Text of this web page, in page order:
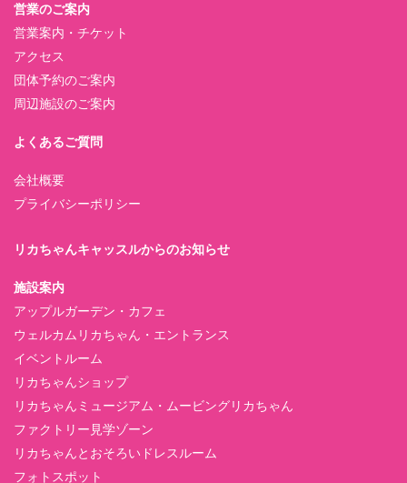
営業のご案内
営業案内・チケット
アクセス
団体予約のご案内
周辺施設のご案内
よくあるご質問
会社概要
プライバシーポリシー
リカちゃんキャッスルからのお知らせ
施設案内
アップルガーデン・カフェ
ウェルカムリカちゃん・エントランス
イベントルーム
リカちゃんショップ
リカちゃんミュージアム・ムービングリカちゃん
ファクトリー見学ゾーン
リカちゃんとおそろいドレスルーム
フォトスポット